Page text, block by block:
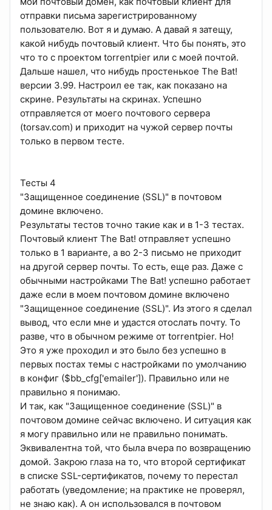
отправки письма зарегистрированному
пользователю. Вот я и думаю. А давай я затещу,
какой нибудь почтовый клиент. Что бы понять, это
что то с проектом torrentpier или с моей почтой.
Дальше нашел, что нибудь простенькое The Bat!
версии 3.99. Настроил ее так, как показано на
скрине. Результаты на скринах. Успешно
отправляется от моего почтового сервера
(torsav.com) и приходит на чужой сервер почты
только в первом тесте.
Тесты 4
"Защищенное соединение (SSL)" в почтовом
домине включено.
Результаты тестов точно такие как и в 1-3 тестах.
Почтовый клиент The Bat! отправляет успешно
только в 1 варианте, а во 2-3 письмо не приходит
на другой сервер почты. То есть, еще раз. Даже с
обычными настройками The Bat! успешно работает
даже если в моем почтовом домине включено
"Защищенное соединение (SSL)". Из этого я сделал
вывод, что если мне и удастся отослать почту. То
разве, что в обычном режиме от torrentpier. Но!
Это я уже проходил и это было без успешно в
первых постах темы с настройками по умолчанию
в конфиг ($bb_cfg['emailer']). Правильно или не
правильно я понимаю.
И так, как "Защищенное соединение (SSL)" в
почтовом домине сейчас включено. И ситуация как
я могу правильно или не правильно понимать.
Эквивалентна той, что была вчера по возвращению
домой. Закрою глаза на то, что второй сертификат
в списке SSL-сертификатов, почему то перестал
работать (уведомление; на практике не проверял,
не знаю как). А он использовался в почтовом